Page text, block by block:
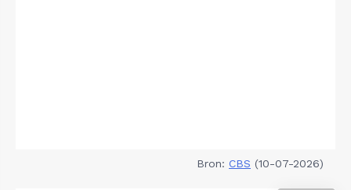
Bron: CBS (10-07-2026)